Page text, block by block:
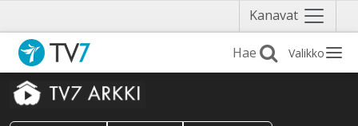
Kanavat Näytä
valikko
Valikko